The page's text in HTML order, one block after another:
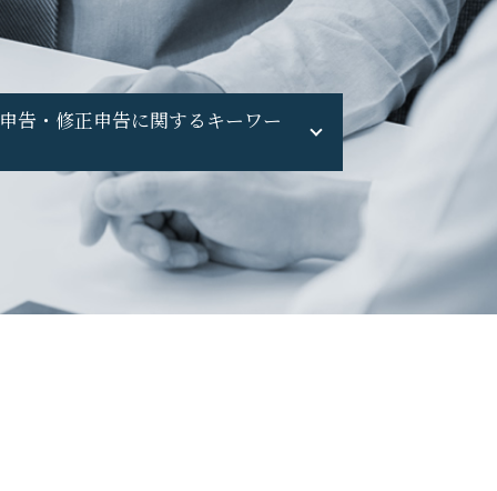
告・修正申告に関するキーワー
無申告 バレる
確定申告 遅れた
無申告 ペナルティ
無申告 何年